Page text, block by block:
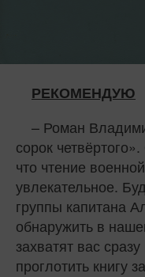
РЕКОМЕНДУЮ
– Роман
сорок
что чтение
увлекательное.
группы капитана
обнаружить в
захватят вас
проглотить книгу